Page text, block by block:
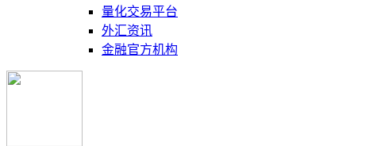
量化交易平台
外汇资讯
金融官方机构